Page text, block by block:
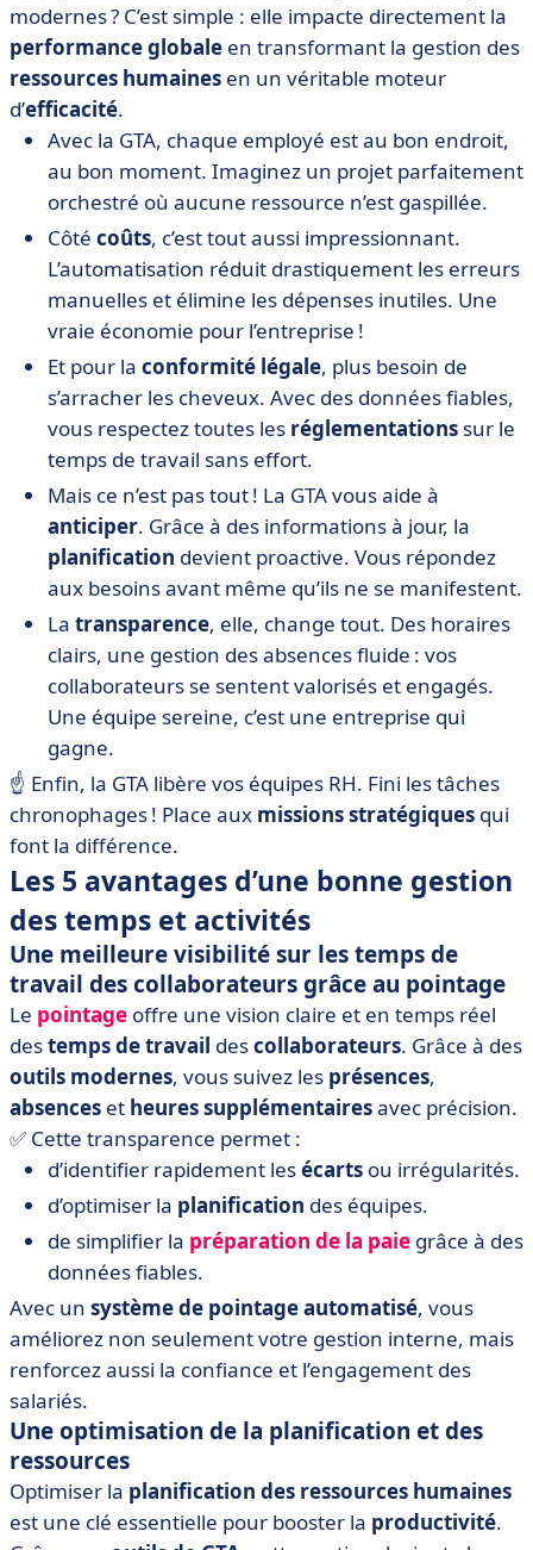
modernes ? C’est simple : elle impacte directement la
performance globale en transformant la gestion des
ressources humaines en un véritable moteur
d’efficacité.
Avec la GTA, chaque employé est au bon endroit,
au bon moment. Imaginez un projet parfaitement
orchestré où aucune ressource n’est gaspillée.
Côté coûts, c’est tout aussi impressionnant.
L’automatisation réduit drastiquement les erreurs
manuelles et élimine les dépenses inutiles. Une
vraie économie pour l’entreprise !
Et pour la conformité légale, plus besoin de
s’arracher les cheveux. Avec des données fiables,
vous respectez toutes les réglementations sur le
temps de travail sans effort.
Mais ce n’est pas tout ! La GTA vous aide à
anticiper. Grâce à des informations à jour, la
planification devient proactive. Vous répondez
aux besoins avant même qu’ils ne se manifestent.
La transparence, elle, change tout. Des horaires
clairs, une gestion des absences fluide : vos
collaborateurs se sentent valorisés et engagés.
Une équipe sereine, c’est une entreprise qui
gagne.
☝️ Enfin, la GTA libère vos équipes RH. Fini les tâches
chronophages ! Place aux missions stratégiques qui
font la différence.
Les 5 avantages d’une bonne gestion
des temps et activités
Une meilleure visibilité sur les temps de
travail des collaborateurs grâce au pointage
Le pointage offre une vision claire et en temps réel
destemps de travail descollaborateurs. Grâce à des
outils modernes, vous suivez les présences,
absences et heures supplémentairesavec précision.
✅ Cette transparence permet :
d’identifier rapidement lesécarts ou irrégularités.
d’optimiser la planification des équipes.
de simplifier la préparation de la paie grâce à des
données fiables.
Avec un système de pointage automatisé, vous
améliorez non seulement votre gestion interne, mais
renforcez aussi la confiance et l’engagement des
salariés.
Une optimisation de la planification et des
ressources
Optimiser la planification des ressources humaines
est une clé essentielle pour booster la productivité.